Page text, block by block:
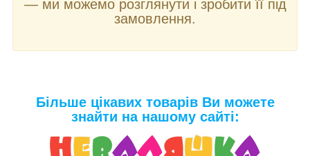
—ми можемо розглянути і зробити її під
замовлення.
Більше цікавих товарів Ви можете
знайти на нашому сайті: